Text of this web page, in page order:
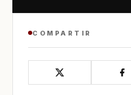
COMPARTIR